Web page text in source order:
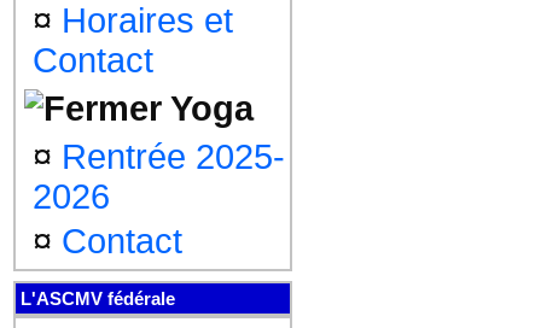
¤ Horaires et
Contact
Yoga
¤ Rentrée 2025-
2026
¤ Contact
L'ASCMV fédérale